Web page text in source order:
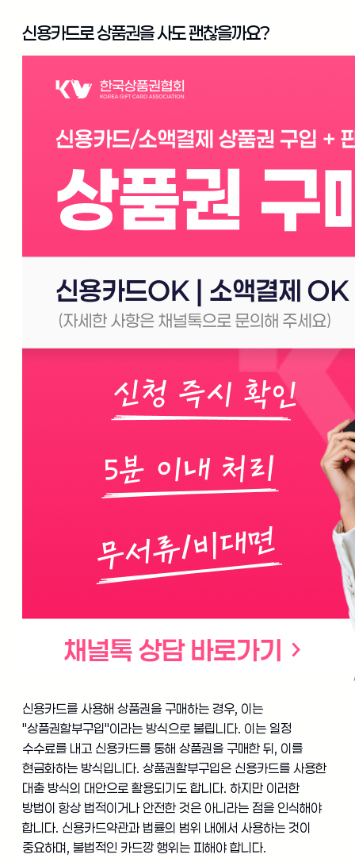
신용카드로 상품권을 사도 괜찮을까요?
신용카드를 사용해 상품권을 구매하는 경우, 이는
"상품권할부구입"이라는 방식으로 불립니다. 이는 일정
수수료를 내고 신용카드를 통해 상품권을 구매한 뒤, 이를
현금화하는 방식입니다. 상품권할부구입은 신용카드를 사용한
대출 방식의 대안으로 활용되기도 합니다. 하지만 이러한
방법이 항상 법적이거나 안전한 것은 아니라는 점을 인식해야
합니다. 신용카드약관과 법률의 범위 내에서 사용하는 것이
중요하며, 불법적인 카드깡 행위는 피해야 합니다.